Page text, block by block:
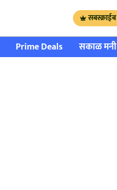
सबस्क्राईब
Prime Deals सकाळ मनी